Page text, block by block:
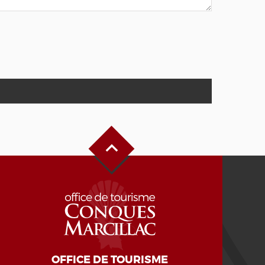
OFFICE DE TOURISME